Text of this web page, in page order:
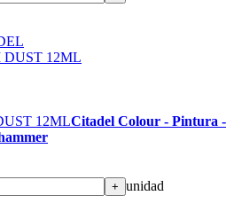
12MLCitadel Colour - Pintura -
+ unidad